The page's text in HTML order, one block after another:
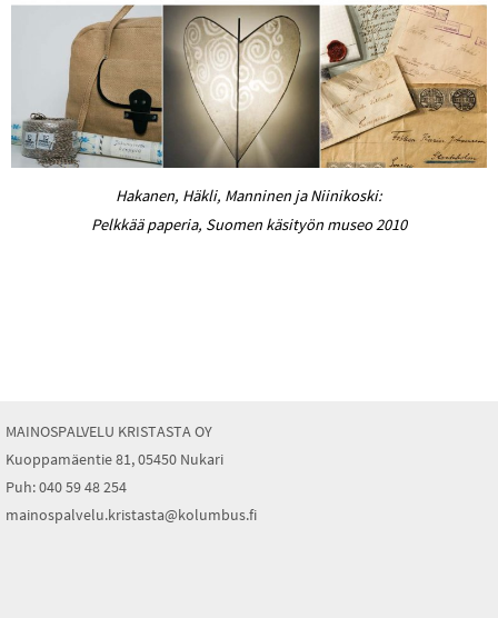
Hakanen, Häkli, Manninen ja Niinikoski:
Pelkkää paperia, Suomen käsityön museo 2010
MAINOSPALVELU KRISTASTA OY
Kuoppamäentie 81, 05450 Nukari
Puh: 040 59 48 254
mainospalvelu.kristasta@kolumbus.fi